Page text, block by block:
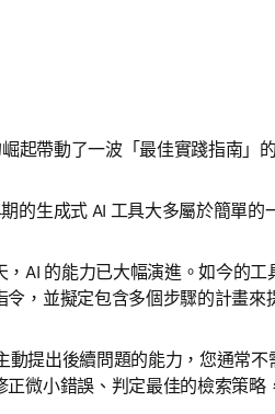
起帶動了一波「最佳實踐指南
的生成式 AI 工具大多屬於簡單
，AI 的能力已大幅演進。如今的
令，並擬定包含多個步驟的計畫來
動提出後續問題的能力，您通常
正微小錯誤、判定最佳的檢索策